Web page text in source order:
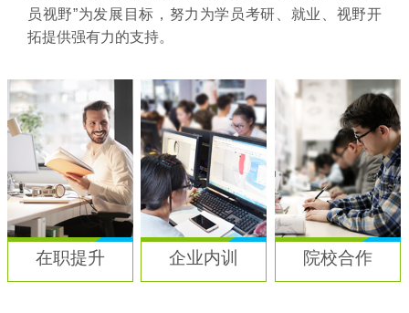
员视野”为发展目标，努力为学员考研、就业、视野开
拓提供强有力的支持。
在职提升 企业内训 院校合作